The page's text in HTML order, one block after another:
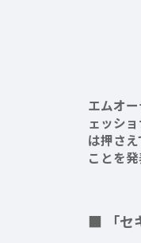
エムオ
ェッシ
は押さ
ことを発
■ 「セ